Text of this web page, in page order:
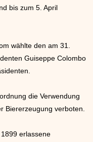
bis zum 5. April
wählte den am 31.
Guiseppe Colombo
die Verwendung
Biererzeugung verboten.
erlassene